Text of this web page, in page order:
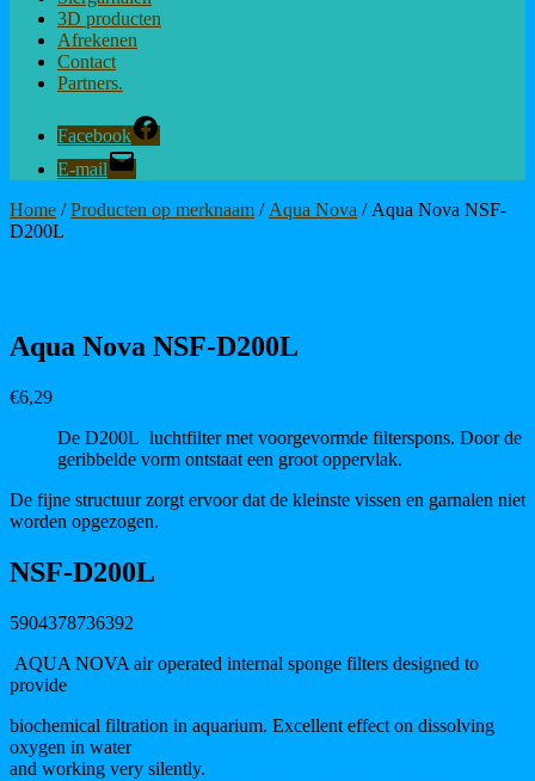
3D producten
Afrekenen
Contact
Partners.
Facebook
E-mail
Home /Producten op merknaam / Aqua Nova / Aqua Nova NSF-
D200L
Aqua Nova NSF-D200L
€6,29
De D200L luchtfilter met voorgevormde filterspons. Door de
geribbelde vorm ontstaat een groot oppervlak.
De fijne structuur zorgt ervoor dat de kleinste vissen en garnalen niet
worden opgezogen.
NSF-D200L
5904378736392
AQUA NOVA air operated internal sponge filters designed to
provide
biochemical filtration in aquarium. Excellent effect on dissolving
oxygen in water
and working very silently.